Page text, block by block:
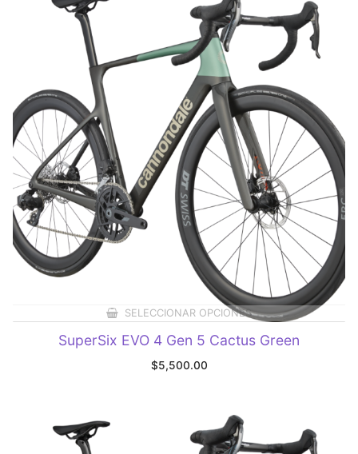
SELECCIONAR OPCIONES
SuperSix EVO 4 Gen 5 Cactus Green
$5,500.00